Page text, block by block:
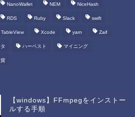
NanoWallet NEM NiceHash
RDS Ruby Slack swift
TableView Xcode yarn Zaif
ハーベスト マイニング
【windows】FFmpegをインストー
ルする手順